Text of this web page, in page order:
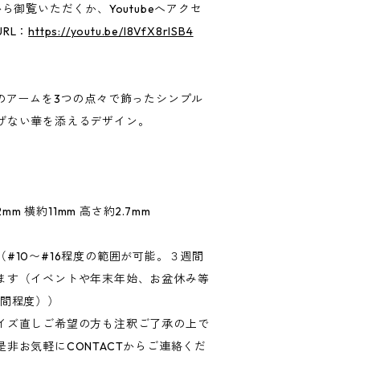
御覧いただくか、Youtubeへアクセ
：https://youtu.be/l8VfX8rlSB4
アームを3つの点々で飾ったシンプル
い華を添えるデザイン。
横約11mm 高さ約2.7mm
#10〜#16程度の範囲が可能。３週間
す（イベントや年末年始、お盆休み等
程度））
直しご希望の方も注釈ご了承の上で
非お気軽にCONTACTからご連絡くだ